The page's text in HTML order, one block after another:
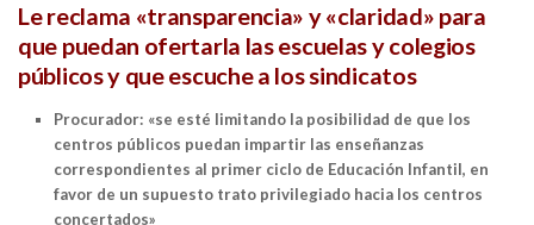
Le reclama «transparencia» y «claridad» para
que puedan ofertarla las escuelas y colegios
públicos y que escuche a los sindicatos
Procurador: «se esté limitando la posibilidad de que los
centros públicos puedan impartir las enseñanzas
correspondientes al primer ciclo de Educación Infantil, en
favor de un supuesto trato privilegiado hacia los centros
concertados»